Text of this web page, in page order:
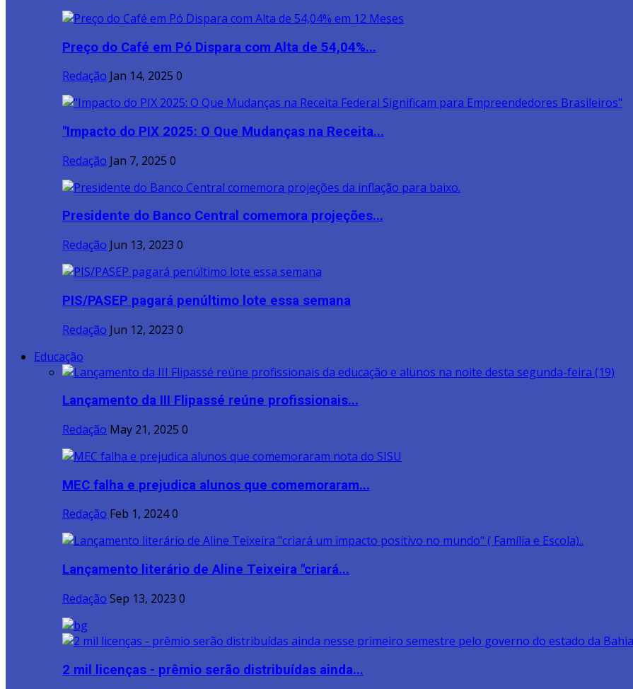
Preço do Café em Pó Dispara com Alta de 54,04%...
Redação Jan 14, 2025 0
"Impacto do PIX 2025: O Que Mudanças na Receita...
Redação Jan 7, 2025 0
Presidente do Banco Central comemora projeções...
Redação Jun 13, 2023 0
PIS/PASEP pagará penúltimo lote essa semana
Redação Jun 12, 2023 0
Educação
Lançamento da III Flipassé reúne profissionais...
Redação May 21, 2025 0
MEC falha e prejudica alunos que comemoraram...
Redação Feb 1, 20240
Lançamento literário de Aline Teixeira "criará...
Redação Sep 13, 2023 0
2 mil licenças - prêmio serão distribuídas ainda...